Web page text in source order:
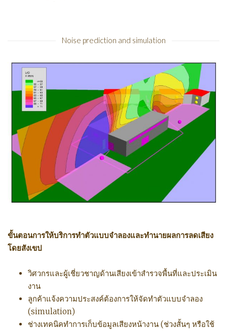
Noise prediction and simulation
ขั้นตอนการให้บริการทำตัวแบบจำลองและทำนายผลการลดเสียง
โดยสังเขป
วิศวกรและผู้เชี่ยวชาญด้านเสียงเข้าสำรวจพื้นที่และประเมิน
งาน
ลูกค้าแจ้งความประสงค์ต้องการให้จัดทำตัวแบบจำลอง
(simulation)
ช่างเทคนิคทำการเก็บข้อมูลเสียงหน้างาน (ช่วงสั้นๆ หรือใช้